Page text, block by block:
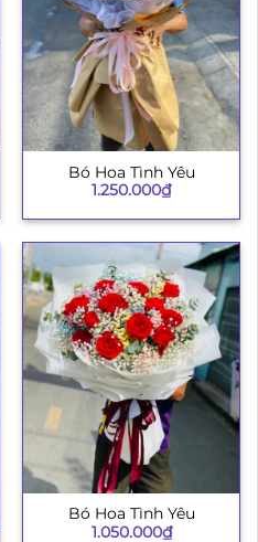
Bó Hoa Tình Yêu
1.250.000₫
Bó Hoa Tình Yêu
1.050.000₫